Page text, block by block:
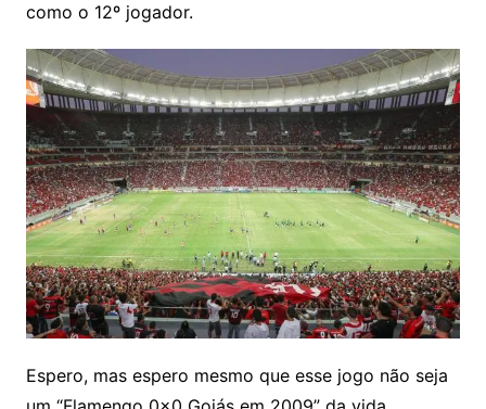
como o 12º jogador.
Espero, mas espero mesmo que esse jogo não seja